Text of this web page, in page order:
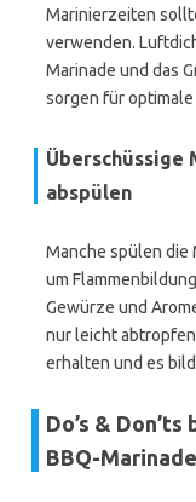
Marinierzeiten
verwenden.
Marinade und das
sorgen für optimale
Überschüssige
abspülen
Manche spülen die
um
Gewürze und
nur leicht
erhalten und es
Do’s &
BBQ-